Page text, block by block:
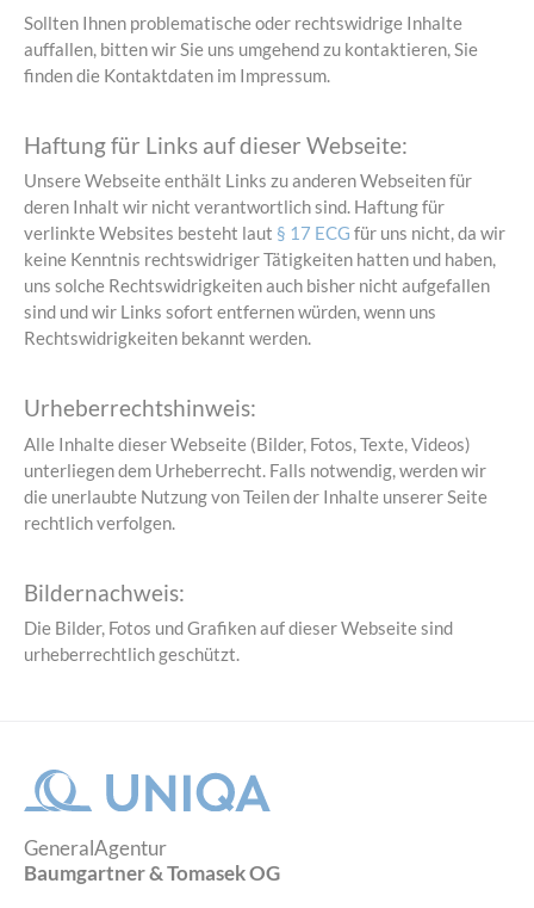
Sollten Ihnen problematische oder rechtswidrige Inhalte
auffallen, bitten wir Sie uns umgehend zu kontaktieren, Sie
finden die Kontaktdaten im Impressum.
Haftung für Links auf dieser Webseite:
Unsere Webseite enthält Links zu anderen Webseiten für
deren Inhalt wir nicht verantwortlich sind. Haftung für
verlinkte Websites besteht laut § 17 ECG für uns nicht, da wir
keine Kenntnis rechtswidriger Tätigkeiten hatten und haben,
uns solche Rechtswidrigkeiten auch bisher nicht aufgefallen
sind und wir Links sofort entfernen würden, wenn uns
Rechtswidrigkeiten bekannt werden.
Urheberrechtshinweis:
Alle Inhalte dieser Webseite (Bilder, Fotos, Texte, Videos)
unterliegen dem Urheberrecht. Falls notwendig, werden wir
die unerlaubte Nutzung von Teilen der Inhalte unserer Seite
rechtlich verfolgen.
Bildernachweis:
Die Bilder, Fotos und Grafiken auf dieser Webseite sind
urheberrechtlich geschützt.
GeneralAgentur
Baumgartner & Tomasek OG